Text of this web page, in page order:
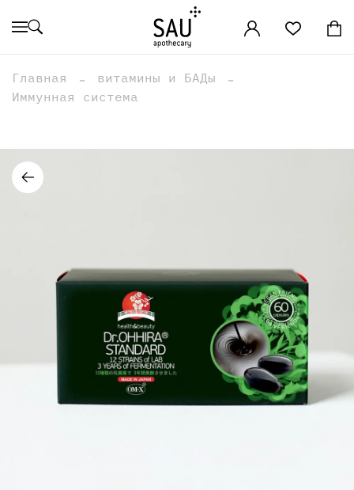
Главная
витамины и БАДы
Иммунная система